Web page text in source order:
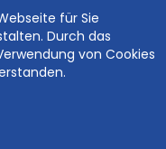
für Sie
Durch das
von Cookies